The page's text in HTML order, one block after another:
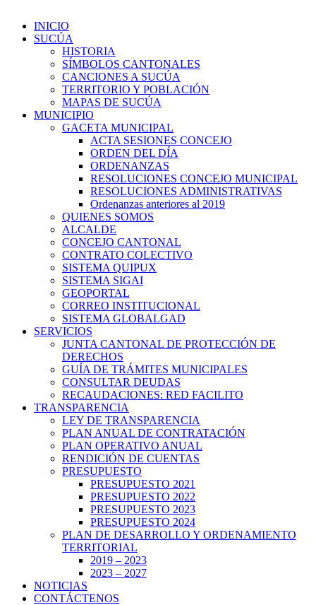
INICIO
SUCÚA
HISTORIA
SÍMBOLOS CANTONALES
CANCIONES A SUCÚA
TERRITORIO Y POBLACIÓN
MAPAS DE SUCÚA
MUNICIPIO
GACETA MUNICIPAL
ACTA SESIONES CONCEJO
ORDEN DEL DÍA
ORDENANZAS
RESOLUCIONES CONCEJO MUNICIPAL
RESOLUCIONES ADMINISTRATIVAS
Ordenanzas anteriores al 2019
QUIENES SOMOS
ALCALDE
CONCEJO CANTONAL
CONTRATO COLECTIVO
SISTEMA QUIPUX
SISTEMA SIGAI
GEOPORTAL
CORREO INSTITUCIONAL
SISTEMA GLOBALGAD
SERVICIOS
JUNTA CANTONAL DE PROTECCIÓN DE
DERECHOS
GUÍA DE TRÁMITES MUNICIPALES
CONSULTAR DEUDAS
RECAUDACIONES: RED FACILITO
TRANSPARENCIA
LEY DE TRANSPARENCIA
PLAN ANUAL DE CONTRATACIÓN
PLAN OPERATIVO ANUAL
RENDICIÓN DE CUENTAS
PRESUPUESTO
PRESUPUESTO 2021
PRESUPUESTO 2022
PRESUPUESTO 2023
PRESUPUESTO 2024
PLAN DE DESARROLLO Y ORDENAMIENTO
TERRITORIAL
2019 – 2023
2023 – 2027
NOTICIAS
CONTÁCTENOS